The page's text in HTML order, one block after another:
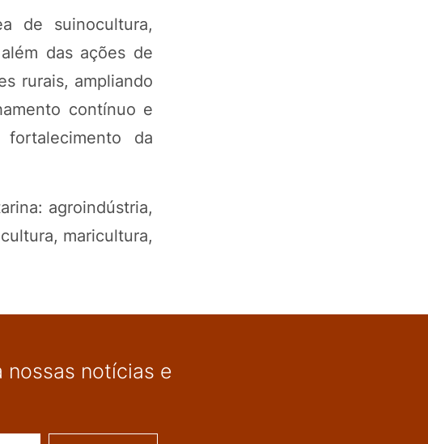
de suinocultura,
das ações de
rurais, ampliando
contínuo e
da
agroindústria,
maricultura,
nossas notícias e